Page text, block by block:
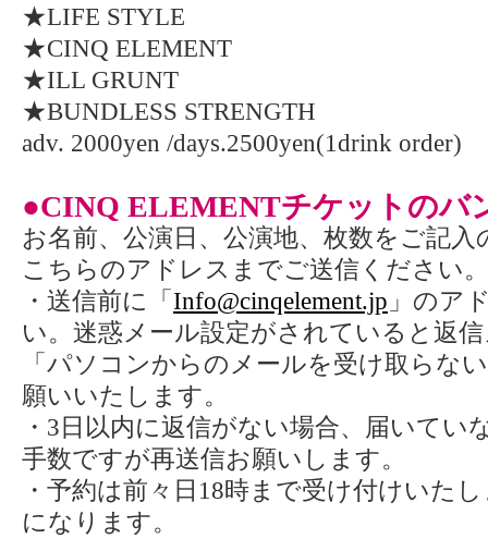
★LIFE STYLE
★CINQ ELEMENT
★ILL GRUNT
★BUNDLESS STRENGTH
adv. 2000yen /days.2500yen(1drink order)
●CINQ ELEMENTチケットのバ
お名前、公演日、公演地、枚数をご記入
こちらのアドレスまでご送信ください
・送信前に「 Info@cinqelement.jp 」のア
い。迷惑メール設定がされていると返
「パソコンからのメールを受け取らな
願いいたします。
・3日以内に返信がない場合、届いてい
手数ですが再送信お願いします。
・予約は前々日18時まで受け付けいた
になります。